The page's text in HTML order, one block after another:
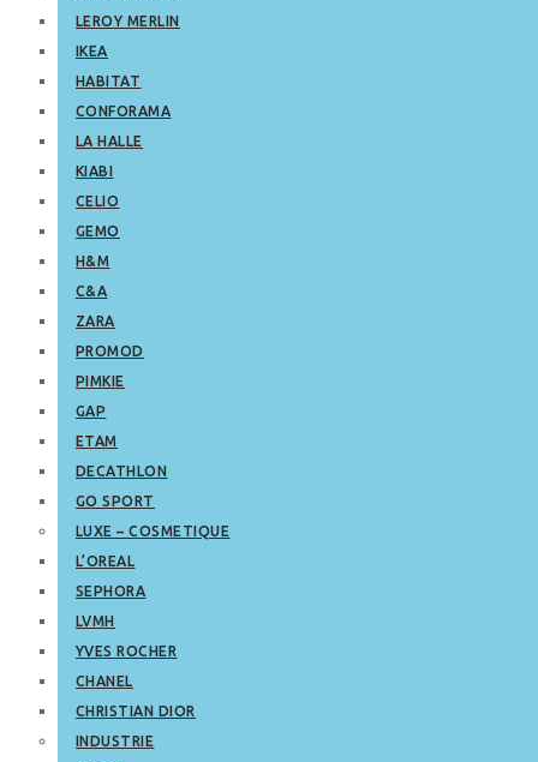
LEROY MERLIN
IKEA
HABITAT
CONFORAMA
LA HALLE
KIABI
CELIO
GEMO
H&M
C&A
ZARA
PROMOD
PIMKIE
GAP
ETAM
DECATHLON
GO SPORT
LUXE – COSMETIQUE
L’OREAL
SEPHORA
LVMH
YVES ROCHER
CHANEL
CHRISTIAN DIOR
INDUSTRIE